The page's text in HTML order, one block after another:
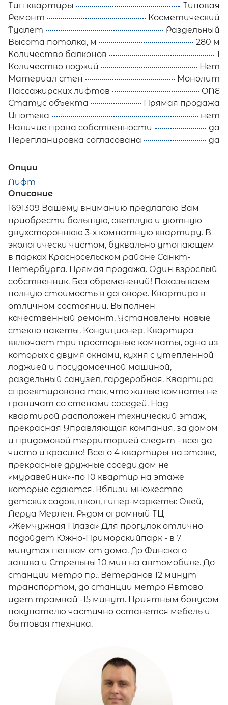
Тип квартиры
Типовая
Ремонт
Косметический
Туалет
Раздельный
Высота потолка, м
280 м
Количество балконов
1
Количество лоджий
Нет
Материал стен
Монолит
Пассажирских лифтов
ONE
Статус объекта
Прямая продажа
Ипотека
нет
Наличие права собственности
да
Перепланировка согласована
да
Опции
Лифт
Описание
1691309 Вашему вниманию предлагаю Вам
приобрести большую, светлую и уютную
двухстороннюю 3-х комнатную квартиру. В
экологически чистом, буквально утопающем
в парках Красносельском районе Санкт-
Петербурга. Прямая продажа. Один взрослый
собственник. Без обременений! Показываем
полную стоимость в договоре. Квартира в
отличном состоянии. Выполнен
качественный ремонт. Установлены новые
стекло пакеты. Кондиционер. Квартира
включает три просторные комнаты, одна из
которых с двумя окнами, кухня с утепленной
лоджией и посудомоечной машиной,
раздельный санузел, гардеробная. Квартира
спроектирована так, что жилые комнаты не
граничат со стенами соседей. Над
квартирой расположен технический этаж,
прекрасная Управляющая компания, за домом
и придомовой территорией следят - всегда
чисто и красиво! Всего 4 квартиры на этаже,
прекрасные дружные соседи,дом не
«муравейник»-по 10 квартир на этаже
которые сдаются. Вблизи множество
детских садов, школ, гипер-маркеты: Окей,
Леруа Мерлен. Рядом огромный ТЦ
«Жемчужная Плаза» Для прогулок отлично
подойдет Южно-Приморскийпарк - в 7
минутах пешком от дома. До Финского
залива и Стрельны 10 мин на автомобиле. До
станции метро пр., Ветеранов 12 минут
транспортом, до станции метро Автово
идет трамвай -15 минут. Приятным бонусом
покупателю частично останется мебель и
бытовая техника.